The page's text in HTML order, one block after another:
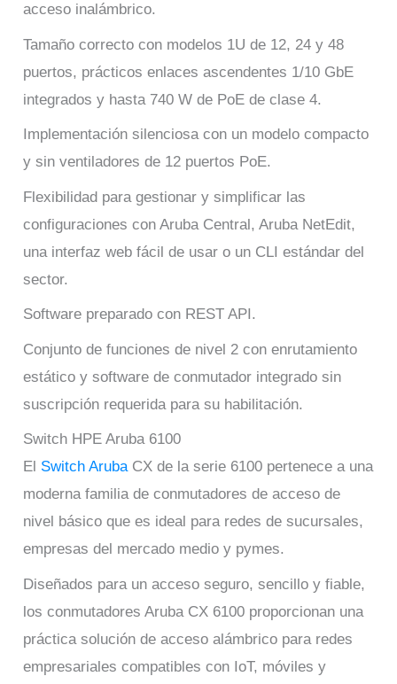
acceso inalámbrico.
Tamaño correcto con modelos 1U de 12, 24 y 48
puertos, prácticos enlaces ascendentes 1/10 GbE
integrados y hasta 740 W de PoE de clase 4.
Implementación silenciosa con un modelo compacto
y sin ventiladores de 12 puertos PoE.
Flexibilidad para gestionar y simplificar las
configuraciones con Aruba Central, Aruba NetEdit,
una interfaz web fácil de usar o un CLI estándar del
sector.
Software preparado con REST API.
Conjunto de funciones de nivel 2 con enrutamiento
estático y software de conmutador integrado sin
suscripción requerida para su habilitación.
Switch HPE Aruba 6100
El Switch ArubaCX de la serie 6100 pertenece a una
moderna familia de conmutadores de acceso de
nivel básico que es ideal para redes de sucursales,
empresas del mercado medio y pymes.
Diseñados para un acceso seguro, sencillo y fiable,
los conmutadores Aruba CX 6100 proporcionan una
práctica solución de acceso alámbrico para redes
empresariales compatibles con IoT, móviles y